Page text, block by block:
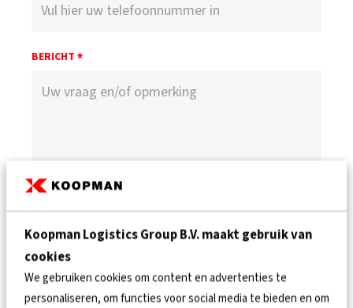
Koopman Logistics Group B.V. maakt gebruik van
cookies
We gebruiken cookies om content en advertenties te
personaliseren, om functies voor social media te bieden en om
BERICHT*
IK BEN GEEN ROBOT